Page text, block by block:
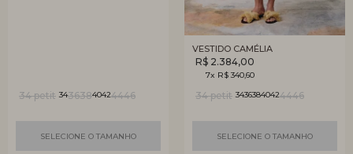
34 petit 34363840424446
SELECIONE O TAMANHO
VESTIDO CAMÉLIA
R$ 2.384,00
7x R$ 340,60
34 petit 34363840424446
SELECIONE O TAMANHO